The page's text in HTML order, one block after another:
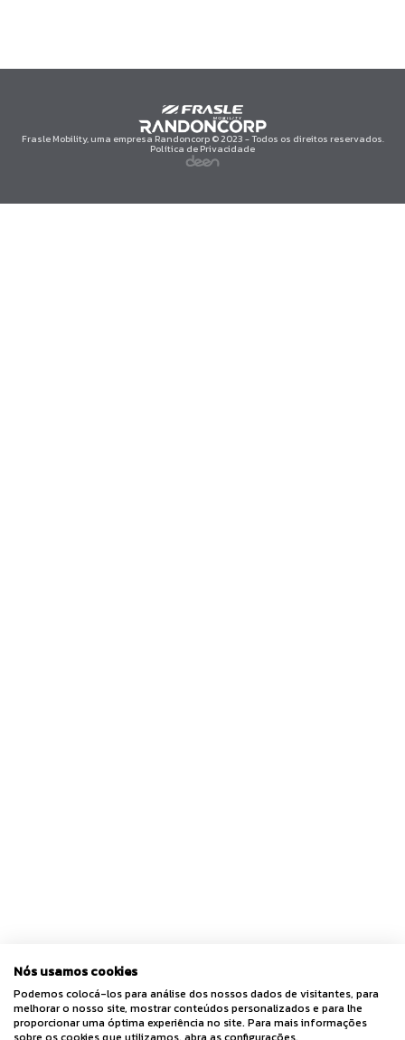
Frasle Mobility, uma empresa Randoncorp © 2023 - Todos os direitos reservados.
Política de Privacidade
Nós usamos cookies
Podemos colocá-los para análise dos nossos dados de visitantes, para
melhorar o nosso site, mostrar conteúdos personalizados e para lhe
proporcionar uma óptima experiência no site. Para mais informações